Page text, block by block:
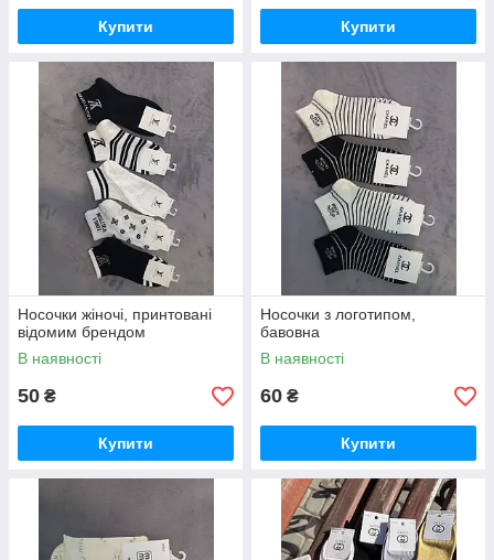
Купити Купити
Носочки жіночі, принтовані
відомим брендом
В наявності
50 ₴
Купити
Носочки з логотипом,
бавовна
В наявності
60 ₴
Купити